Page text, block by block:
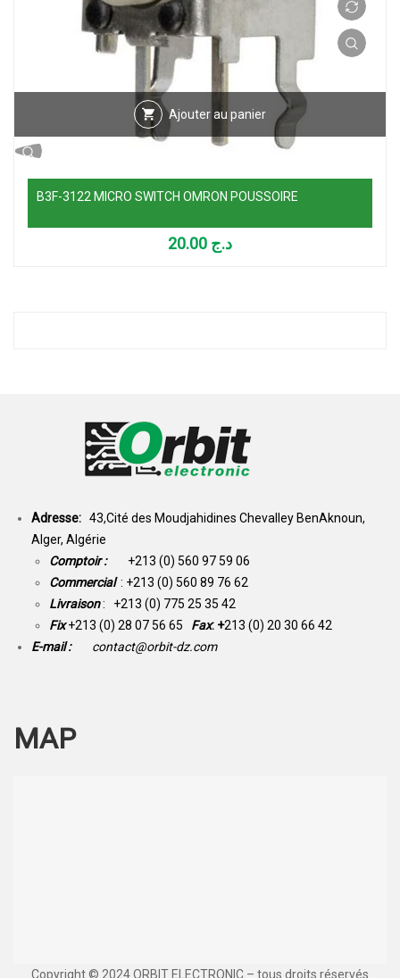
Ajouter au panier
B3F-3122 MICRO SWITCH OMRON POUSSOIRE
د.ج
Adresse: 43,Cité des Moudjahidines Chevalley BenAknoun,
Alger, Algérie
Comptoir : +213 (0) 560 97 59 06
Commercial : +213 (0) 560 89 76 62
Livraison: +213 (0) 775 25 35 42
Fix +213 (0) 28 07 56 65 Fax: +213 (0) 20 30 66 42
E-mail :
contact@orbit-dz.com
MAP
Copyright © 2024 ORBIT ELECTRONIC – tous droits réservés